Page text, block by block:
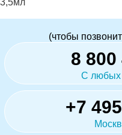
(чтобы
8 800
С любых
+7